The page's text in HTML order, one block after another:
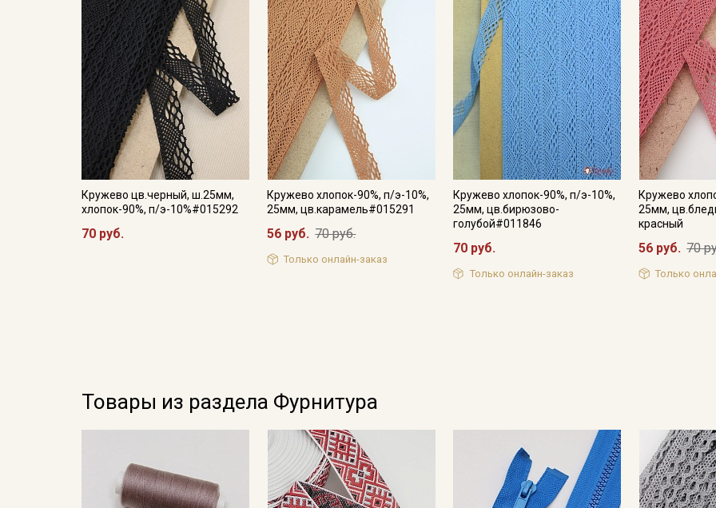
Кружево цв.черный, ш.25мм,
хлопок-90%, п/э-10%#015292
70 руб.
Кружево хлопок-90%, п/э-10%,
25мм, цв.карамель#015291
56 руб. 70 руб.
Только онлайн-заказ
Кружево хлопок-90%, п/э-10%,
25мм, цв.бирюзово-
голубой#011846
70 руб.
Только онлайн-заказ
Кружево
25мм,
красный
56 руб. 70
Только
Товары из раздела Фурнитура
Секретная рассылка от
Купава
Мы публикуем здесь дополнительные
промокоды и скидки до 30% на узкие
категории тканей
Электронная почта